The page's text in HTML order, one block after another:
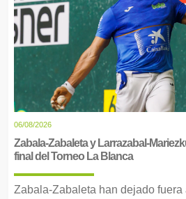
06/08/2026
Zabala-Zabaleta y Larrazabal-
final del Torneo La Blanca
Zabala-Zabaleta han dejado fuera